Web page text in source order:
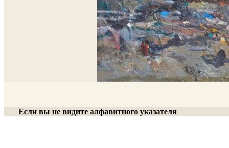
Если вы не видите алфавитного указателя